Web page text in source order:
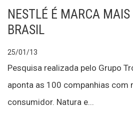
NESTLÉ É MARCA
BRASIL
25/01/13
Pesquisa realizada pelo Grupo
aponta as 100 companhias com
consumidor. Natura e...